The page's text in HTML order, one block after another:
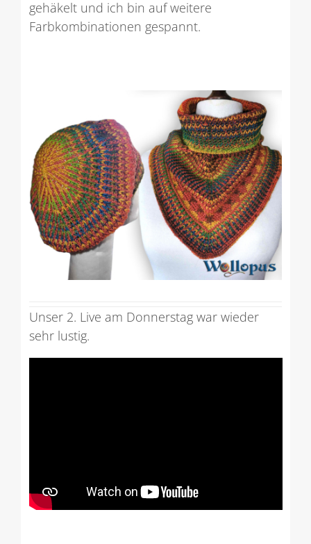
gehäkelt und ich bin auf weitere
Farbkombinationen gespannt.
Unser 2. Live am Donnerstag war wieder
sehr lustig.